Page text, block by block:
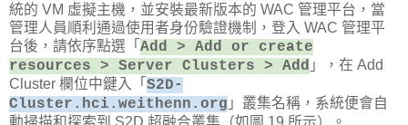
統的 VM 虛擬主機，並安裝最新版本的 WAC 管理平台，當
管理人員順利通過使用者身份驗證機制，登入 WAC 管理平
台後，請依序點選「 Add > Add or create
resources > Server Clusters > Add 」，在 Add
Cluster 欄位中鍵入「 S2D-
Cluster.hci.weithenn.org 」叢集名稱，系統便會自
動掃描和探索到 S2D 超融合叢集（如圖 19 所示）。